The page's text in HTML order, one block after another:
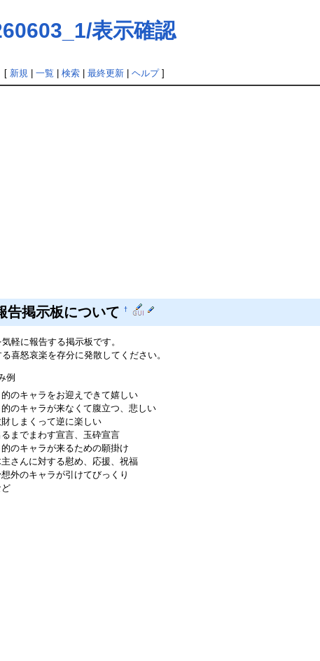
表示確認
[ 新規| 一覧 検索| 最終更新| ヘルプ]
告掲示板について †
軽に報告する掲示板です。
喜怒哀楽を存分に発散してください。
例
的のキャラをお迎えできて嬉しい
的のキャラが来なくて腹立つ、悲しい
しまくって逆に楽しい
までまわす宣言、玉砕宣言
的のキャラが来るための願掛け
さんに対する慰め、応援、祝福
外のキャラが引けてびっくり